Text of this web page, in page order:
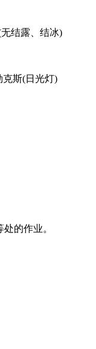
结露、结冰)
克斯(日光灯)
的作业。